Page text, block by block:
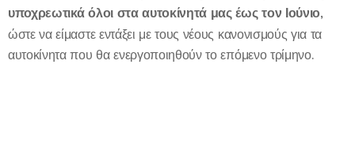
υποχρεωτικά όλοι στα αυτοκίνητά μας έως τον Ιούνιο,
ώστε να είμαστε εντάξει με τους νέους κανονισμούς για τα
αυτοκίνητα που θα ενεργοποιηθούν το επόμενο τρίμηνο.